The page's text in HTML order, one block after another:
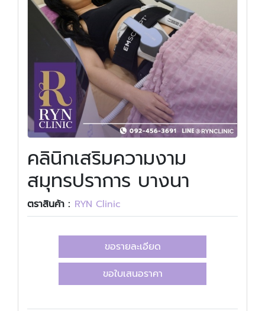
คลินิกเสริมความงาม
สมุทรปราการ บางนา
ตราสินค้า : RYN Clinic
ขอรายละเอียด
ขอใบเสนอราคา